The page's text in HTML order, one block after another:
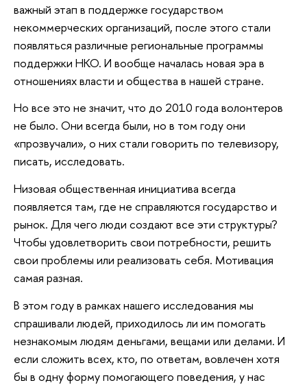
важный этап в поддержке государством
некоммерческих организаций, после этого стали
появляться различные региональные программы
поддержки НКО. И вообще началась новая эра в
отношениях власти и общества в нашей стране.
Но все это не значит, что до 2010 года волонтеров
не было. Они всегда были, но в том году они
«прозвучали», о них стали говорить по телевизору,
писать, исследовать.
Низовая общественная инициатива всегда
появляется там, где не справляются государство и
рынок. Для чего люди создают все эти структуры?
Чтобы удовлетворить свои потребности, решить
свои проблемы или реализовать себя. Мотивация
самая разная.
В этом году в рамках нашего исследования мы
спрашивали людей, приходилось ли им помогать
незнакомым людям деньгами, вещами или делами. И
если сложить всех, кто, по ответам, вовлечен хотя
бы в одну форму помогающего поведения, у нас